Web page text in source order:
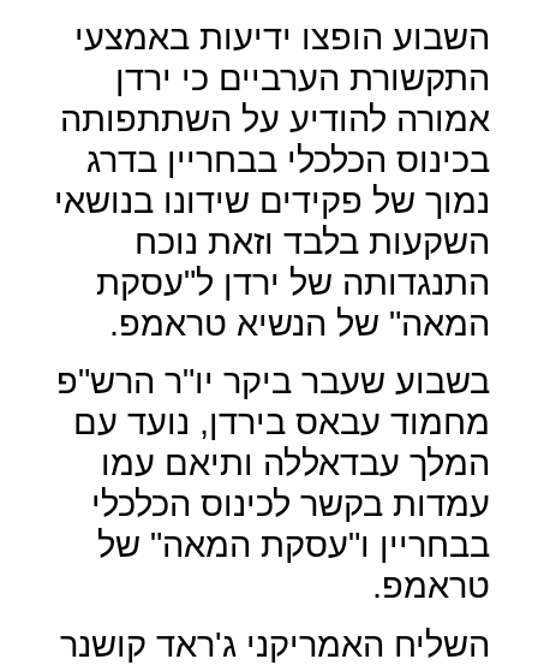
השבוע הופצו ידיעות באמצעי
התקשורת הערביים כי ירדן
אמורה להודיע על השתתפותה
בכינוס הכלכלי בבחריין בדרג
נמוך של פקידים שידונו בנושאי
השקעות בלבד וזאת נוכח
התנגדותה של ירדן ל"עסקת
המאה" של הנשיא טראמפ.
בשבוע שעבר ביקר יו"ר הרש"פ
מחמוד עבאס בירדן, נועד עם
המלך עבדאללה ותיאם עמו
עמדות בקשר לכינוס הכלכלי
בבחריין ו"עסקת המאה" של
טראמפ.
השליח האמריקני ג'ראד קושנר